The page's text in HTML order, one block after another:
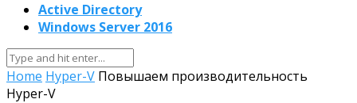
Active Directory
Windows Server 2016
Home Hyper-V Повышаем производительность
Hyper-V